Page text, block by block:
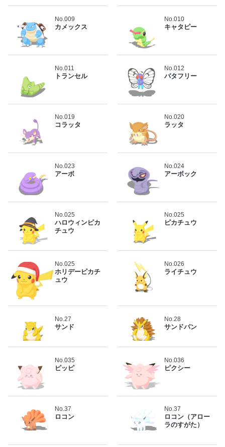
No.009
カメックス
No.010
キャタピー
No.011
トランセル
No.012
バタフリー
No.019
コラッタ
No.020
ラッタ
No.023
アーボ
No.024
アーボック
No.025
ハロウィンピカ
チュウ
No.025
ピカチュウ
No.025
ホリデーピカチ
ュウ
No.026
ライチュウ
No.27
サンド
No.28
サンドパン
No.035
ピッピ
No.036
ピクシー
No.37
ロコン
No.37
ロコン（アロー
ラのすがた）